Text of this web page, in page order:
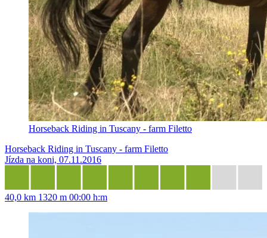
Horseback Riding in Tuscany - farm Filetto
Horseback Riding in Tuscany - farm Filetto
Jízda na koni, 07.11.2016
40,0 km 1320 m 00:00 h:m